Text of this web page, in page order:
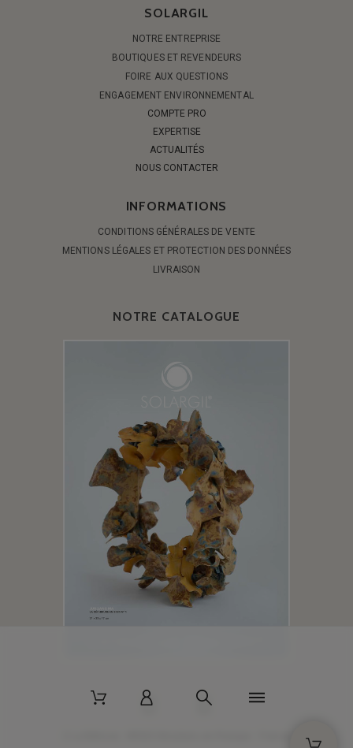
SOLARGIL
NOTRE ENTREPRISE
BOUTIQUES ET REVENDEURS
FOIRE AUX QUESTIONS
ENGAGEMENT ENVIRONNEMENTAL
COMPTE PRO
EXPERTISE
ACTUALITÉS
NOUS CONTACTER
INFORMATIONS
CONDITIONS GÉNÉRALES DE VENTE
MENTIONS LÉGALES ET PROTECTION DES DONNÉES
LIVRAISON
NOTRE CATALOGUE